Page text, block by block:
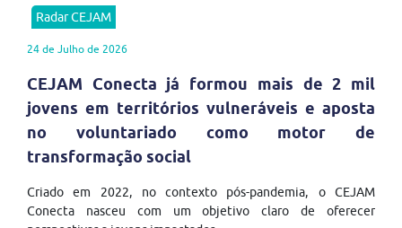
Radar CEJAM
24 de Julho de 2026
CEJAM Conecta já formou mais de 2 mil
jovens em territórios vulneráveis e aposta
no voluntariado como motor de
transformação social
Criado em 2022, no contexto pós-pandemia, o CEJAM
Conecta nasceu com um objetivo claro de oferecer